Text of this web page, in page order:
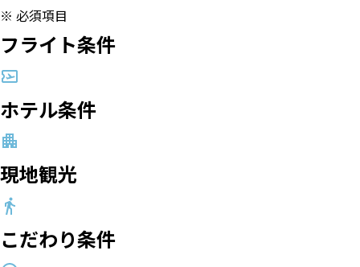
※ 必須項目
フライト条件
ホテル条件
現地観光
こだわり条件